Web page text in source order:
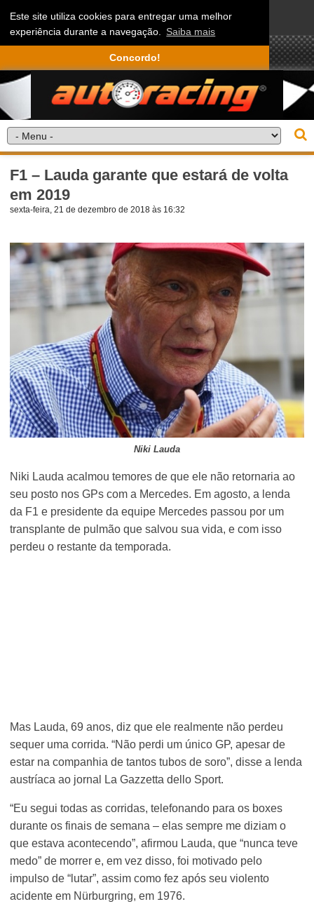
Este site utiliza cookies para entregar uma melhor
experiência durante a navegação. Saiba mais
Concordo!
F1 – Lauda garante que estará de volta
em 2019
sexta-feira, 21 de dezembro de 2018 às 16:32
Niki Lauda
Niki Lauda acalmou temores de que ele não retornaria ao
seu posto nos GPs com a Mercedes. Em agosto, a lenda
da F1 e presidente da equipe Mercedes passou por um
transplante de pulmão que salvou sua vida, e com isso
perdeu o restante da temporada.
Mas Lauda, 69 anos, diz que ele realmente não perdeu
sequer uma corrida. “Não perdi um único GP, apesar de
estar na companhia de tantos tubos de soro”, disse a lenda
austríaca ao jornal La Gazzetta dello Sport.
“Eu segui todas as corridas, telefonando para os boxes
durante os finais de semana – elas sempre me diziam o
que estava acontecendo”, afirmou Lauda, que “nunca teve
medo” de morrer e, em vez disso, foi motivado pelo
impulso de “lutar”, assim como fez após seu violento
acidente em Nürburgring, em 1976.